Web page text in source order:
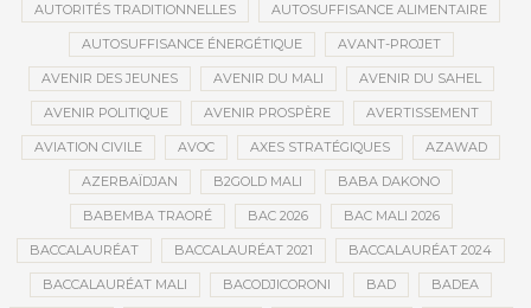
AUTORITÉS TRADITIONNELLES AUTOSUFFISANCE ALIMENTAIRE
AUTOSUFFISANCE ÉNERGÉTIQUE AVANT-PROJET
AVENIR DES JEUNES AVENIR DU MALI AVENIR DU SAHEL
AVENIR POLITIQUE AVENIR PROSPÈRE AVERTISSEMENT
AVIATION CIVILE AVOC AXES STRATÉGIQUES AZAWAD
AZERBAÏDJAN B2GOLD MALI BABA DAKONO
BABEMBA TRAORÉ BAC 2026 BAC MALI 2026
BACCALAURÉAT BACCALAURÉAT 2021 BACCALAURÉAT 2024
BACCALAURÉAT MALI BACODJICORONI BAD BADEA